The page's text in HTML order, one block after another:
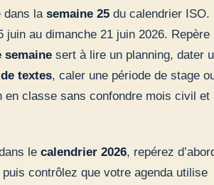
dans la semaine 25 du calendrier ISO.
juin au dimanche 21 juin 2026. Repère
semaine sert à lire un planning, dater
textes, caler une période de stage
en classe sans confondre mois civil et
le calendrier 2026, repérez
contrôlez que votre agenda utilise